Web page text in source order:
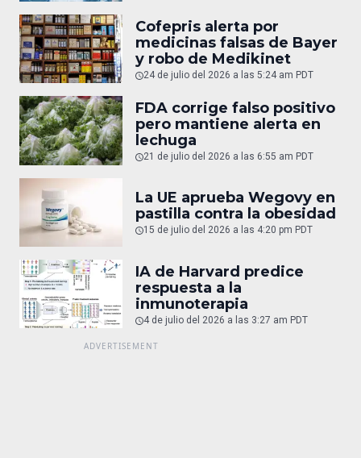
Cofepris alerta por
medicinas falsas de Bayer
y robo de Medikinet
24 de julio del 2026 a las 5:24 am PDT
FDA corrige falso positivo
pero mantiene alerta en
lechuga
21 de julio del 2026 a las 6:55 am PDT
La UE aprueba Wegovy en
pastilla contra la obesidad
15 de julio del 2026 a las 4:20 pm PDT
IA de Harvard predice
respuesta a la
inmunoterapia
4 de julio del 2026 a las 3:27 am PDT